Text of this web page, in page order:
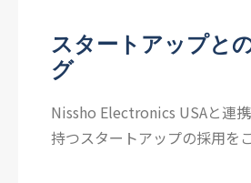
スタートアップと
グ
Nissho Electronics USAと連
持つスタートアップの採用を